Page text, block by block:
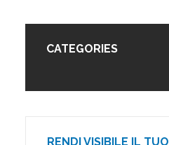
CATEGORIES
RENDI VISIBILE IL TUO